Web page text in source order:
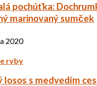
pochúťka:
marinovaný sumček
2020
ryby
losos s medvedím